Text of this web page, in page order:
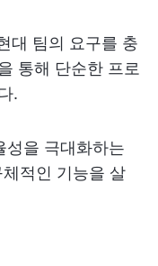
대 팀의 요구를 충
통해 단순한 프로
.
성을 극대화하는
적인 기능을 살